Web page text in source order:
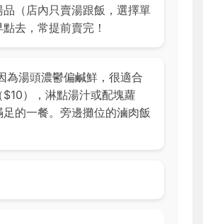
品（店內只賣湯跟飯，選擇單
去，常提前賣完！
為湯頭濃鬱偏鹹鮮，很適合
），淋點湯汁或配塊蘿
的一餐。旁邊攤位的滷肉飯